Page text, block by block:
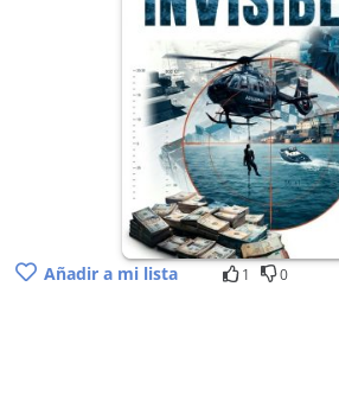
Añadir a mi lista 1 0